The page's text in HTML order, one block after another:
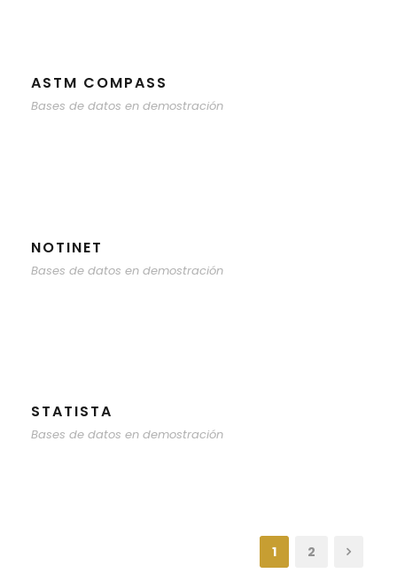
ASTM COMPASS
Bases de datos en demostración
NOTINET
Bases de datos en demostración
STATISTA
Bases de datos en demostración
1 2